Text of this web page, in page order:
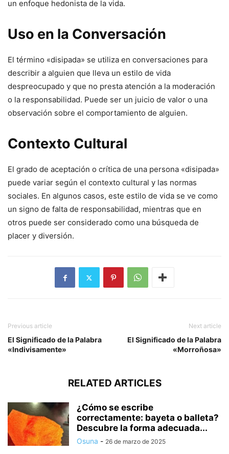
un enfoque hedonista de la vida.
Uso en la Conversación
El término «disipada» se utiliza en conversaciones para
describir a alguien que lleva un estilo de vida
despreocupado y que no presta atención a la moderación
o la responsabilidad. Puede ser un juicio de valor o una
observación sobre el comportamiento de alguien.
Contexto Cultural
El grado de aceptación o crítica de una persona «disipada»
puede variar según el contexto cultural y las normas
sociales. En algunos casos, este estilo de vida se ve como
un signo de falta de responsabilidad, mientras que en
otros puede ser considerado como una búsqueda de
placer y diversión.
Previous article
El Significado de la Palabra
«Indivisamente»
Next article
El Significado de la Palabra
«Morroñosa»
RELATED ARTICLES
¿Cómo se escribe
correctamente: bayeta o balleta?
Descubre la forma adecuada...
Osuna - 26 de marzo de 2025